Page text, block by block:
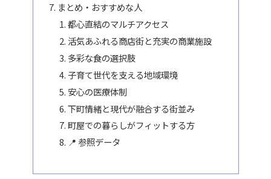
まとめ・おすすめな人
都心直結のマルチアクセス
活気あふれる商店街と充実の商業施設
多彩な食の選択肢
子育て世代を支える地域環境
安心の医療体制
下町情緒と現代が融合する街並み
町屋での暮らしがフィットする方
📍 参照データ